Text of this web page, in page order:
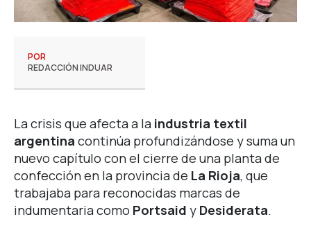
POR
REDACCIÓN INDUAR
La crisis que afecta a la industria textil
argentina continúa profundizándose y suma un
nuevo capítulo con el cierre de una planta de
confección en la provincia de La Rioja, que
trabajaba para reconocidas marcas de
indumentaria como Portsaid y Desiderata.